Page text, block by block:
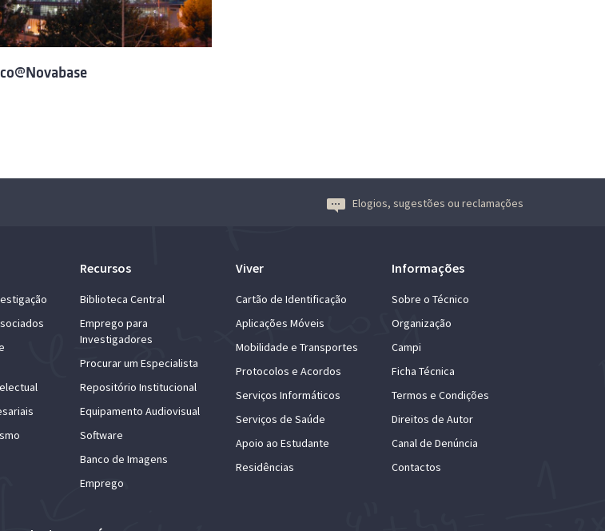
Elogios, sugestões ou reclamações
Recursos
Biblioteca Central
Emprego para
Investigadores
Procurar um Especialista
Repositório Institucional
Equipamento Audiovisual
Software
Banco de Imagens
Emprego
Viver
Cartão de Identificação
Aplicações Móveis
Mobilidade e Transportes
Protocolos e Acordos
Serviços Informáticos
Serviços de Saúde
Apoio ao Estudante
Residências
Informações
Sobre o Técnico
Organização
Campi
Ficha Técnica
Termos e Condições
Direitos de Autor
Canal de Denúncia
Contactos